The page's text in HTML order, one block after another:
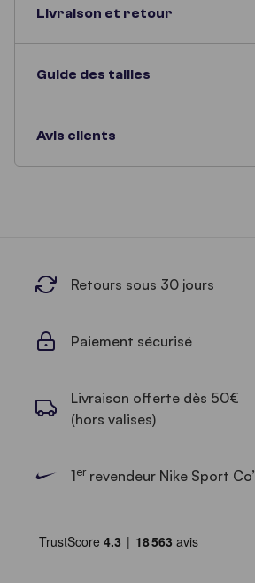
Livraison et retour
Guide des tailles
Avis clients
Retours sous 30 jours
Paiement sécurisé
Livraison offerte dès 50€
(hors valises)
1errevendeur Nike Sport Co’